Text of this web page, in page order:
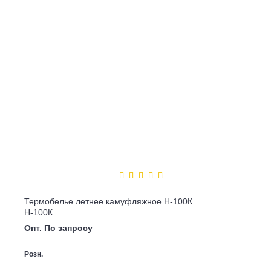
Термобелье летнее камуфляжное Н-100К
Н-100К
Опт. По запросу
Розн.